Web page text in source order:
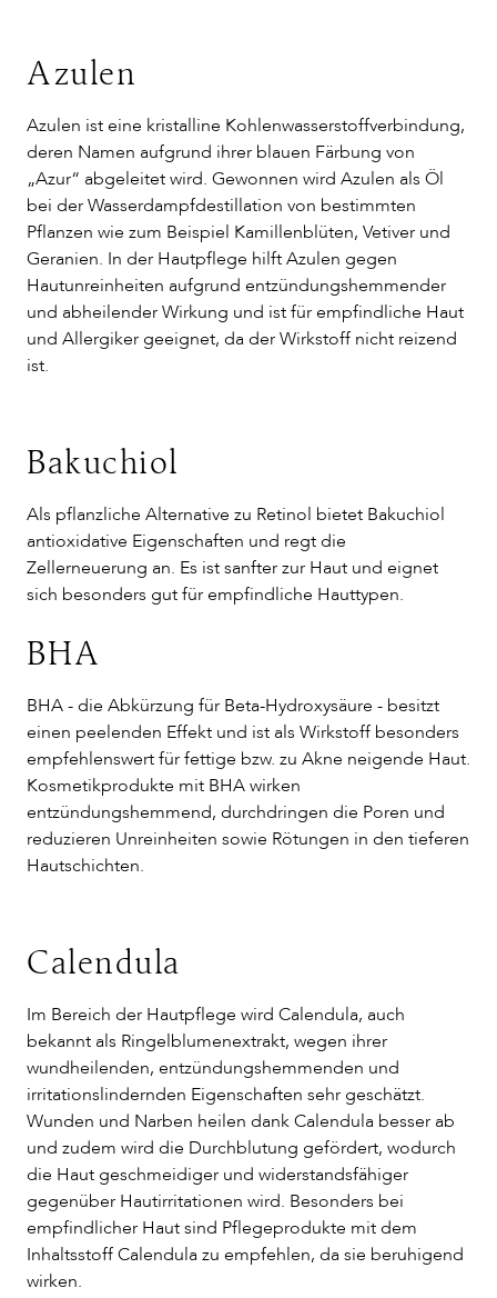
Azulen
Azulen ist eine kristalline Kohlenwasserstoffverbindung,
deren Namen aufgrund ihrer blauen Färbung von
„Azur“ abgeleitet wird. Gewonnen wird Azulen als Öl
bei der Wasserdampfdestillation von bestimmten
Pflanzen wie zum Beispiel Kamillenblüten, Vetiver und
Geranien. In der Hautpflege hilft Azulen gegen
Hautunreinheiten aufgrund entzündungshemmender
und abheilender Wirkung und ist für empfindliche Haut
und Allergiker geeignet, da der Wirkstoff nicht reizend
ist.
Bakuchiol
Als pflanzliche Alternative zu Retinol bietet Bakuchiol
antioxidative Eigenschaften und regt die
Zellerneuerung an. Es ist sanfter zur Haut und eignet
sich besonders gut für empfindliche Hauttypen.
BHA
BHA - die Abkürzung für Beta-Hydroxysäure - besitzt
einen peelenden Effekt und ist als Wirkstoff besonders
empfehlenswert für fettige bzw. zu Akne neigende Haut.
Kosmetikprodukte mit BHA wirken
entzündungshemmend, durchdringen die Poren und
reduzieren Unreinheiten sowie Rötungen in den tieferen
Hautschichten.
Calendula
Im Bereich der Hautpflege wird Calendula, auch
bekannt als Ringelblumenextrakt, wegen ihrer
wundheilenden, entzündungshemmenden und
irritationslindernden Eigenschaften sehr geschätzt.
Wunden und Narben heilen dank Calendula besser ab
und zudem wird die Durchblutung gefördert, wodurch
die Haut geschmeidiger und widerstandsfähiger
gegenüber Hautirritationen wird. Besonders bei
empfindlicher Haut sind Pflegeprodukte mit dem
Inhaltsstoff Calendula zu empfehlen, da sie beruhigend
wirken.